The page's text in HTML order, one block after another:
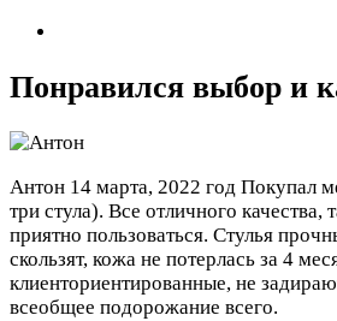
Понравился выбор и
Антон 14 марта, 2022 год Покупал
три стула). Все отличного качества,
приятно пользоваться. Стулья
скользят, кожа не потерлась за 4
клиенториентированные, не
всеобщее подорожание всего.